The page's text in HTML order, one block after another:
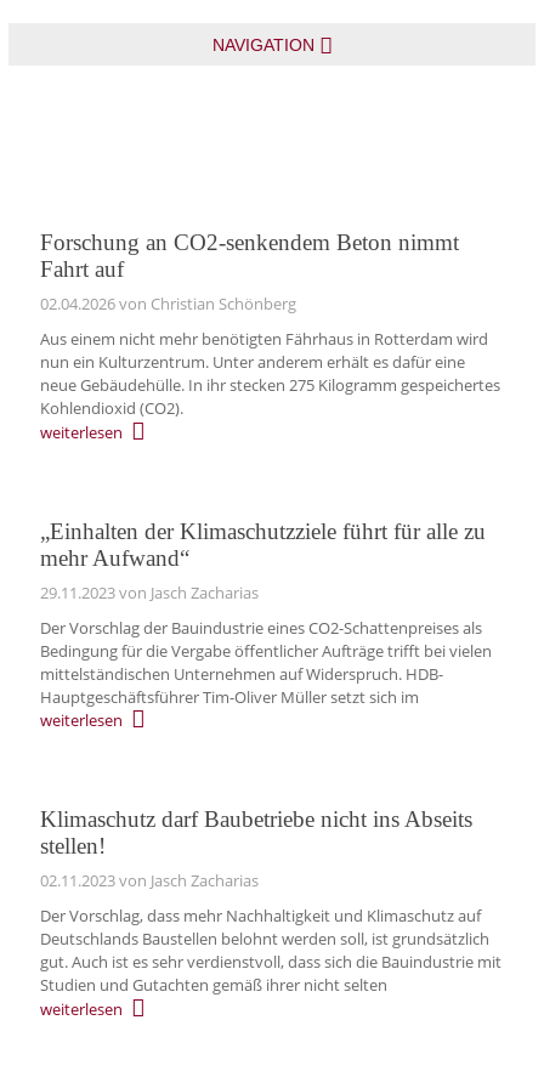
NAVIGATION
Forschung an CO2-senkendem Beton nimmt
Fahrt auf
02.04.2026von Christian Schönberg
Aus einem nicht mehr benötigten Fährhaus in Rotterdam wird
nun ein Kulturzentrum. Unter anderem erhält es dafür eine
neue Gebäudehülle. In ihr stecken 275 Kilogramm gespeichertes
Kohlendioxid (CO2).
weiterlesen
„Einhalten der Klimaschutzziele führt für alle zu
mehr Aufwand“
29.11.2023von Jasch Zacharias
Der Vorschlag der Bauindustrie eines CO2-Schattenpreises als
Bedingung für die Vergabe öffentlicher Aufträge trifft bei vielen
mittelständischen Unternehmen auf Widerspruch. HDB-
Hauptgeschäftsführer Tim-Oliver Müller setzt sich im
weiterlesen
Klimaschutz darf Baubetriebe nicht ins Abseits
stellen!
02.11.2023von Jasch Zacharias
Der Vorschlag, dass mehr Nachhaltigkeit und Klimaschutz auf
Deutschlands Baustellen belohnt werden soll, ist grundsätzlich
gut. Auch ist es sehr verdienstvoll, dass sich die Bauindustrie mit
Studien und Gutachten gemäß ihrer nicht selten
weiterlesen